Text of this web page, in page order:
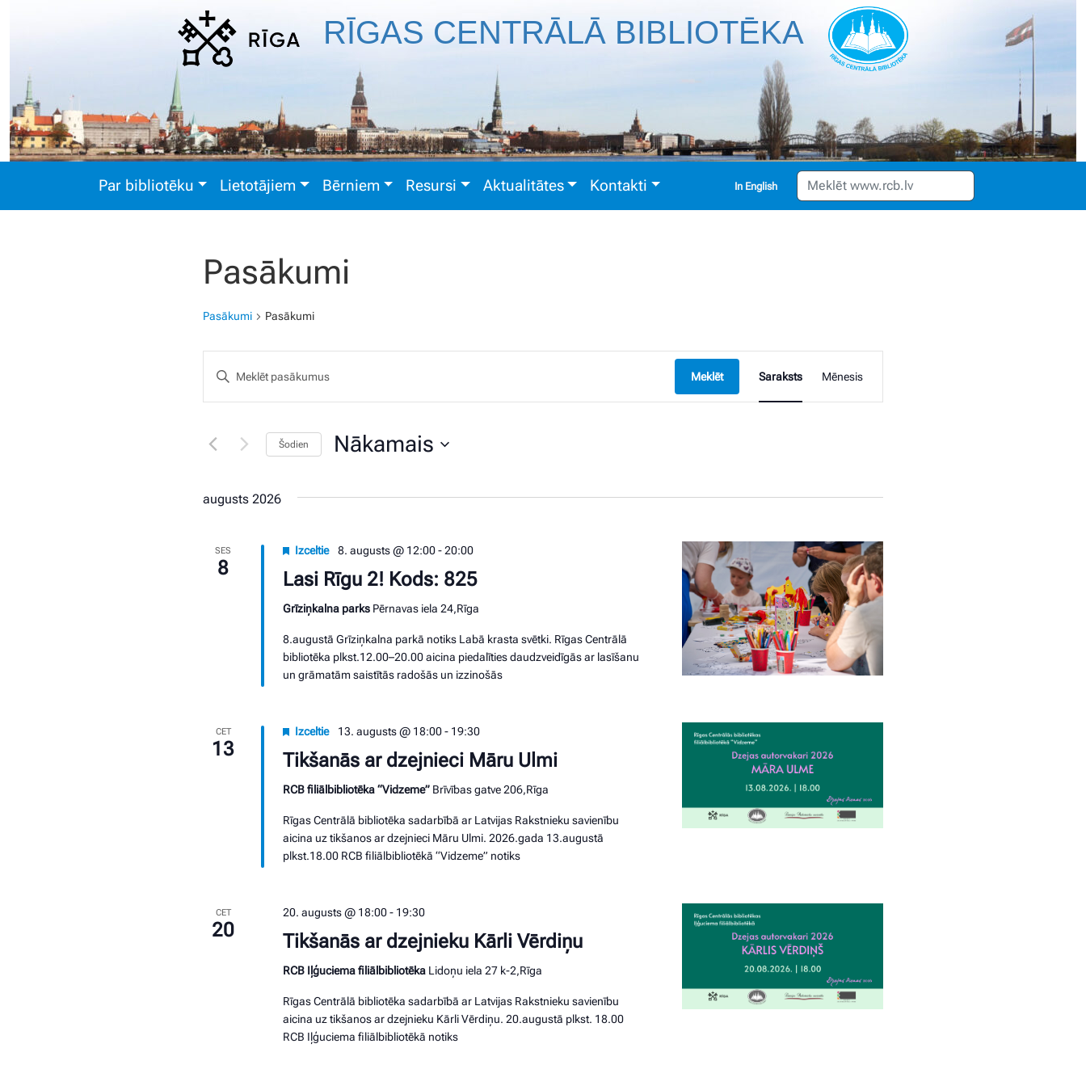
RĪGAS CENTRĀLĀ BIBLIOTĒKA
Par bibliotēku Lietotājiem Bērniem Resursi Aktualitātes Kontakti English
Pasākumi
Pasākumi Pasākumi
Pasākumi
Meklēšana
skatu
Ievadiet
pēc
Meklēt
Skatu
navigācija
Saraksts Mēnesis
Šodien Nākamais
augusts 2026
SES
8
Izceltie 8. augusts @ 12:00-20:00
Lasi Rīgu 2! Kods: 825
Grīziņkalna parks Pērnavas iela 24,Rīga
8.augustā Grīziņkalna parkā notiks Labā krasta svētki. Rīgas Centrālā
bibliotēka plkst.12.00–20.00 aicina piedalīties daudzveidīgās ar lasīšanu
un grāmatām saistītās radošās un izzinošās
CET
13
Izceltie 13. augusts @ 18:00- 19:30
Tikšanās ar dzejnieci Māru Ulmi
RCB filiālbibliotēka “Vidzeme” Brīvības gatve 206,Rīga
Rīgas Centrālā bibliotēka sadarbībā ar Latvijas Rakstnieku savienību
aicina uz tikšanos ar dzejnieci Māru Ulmi. 2026.gada 13.augustā
plkst.18.00 RCB filiālbibliotēkā “Vidzeme” notiks
CET
20
20. augusts @ 18:00- 19:30
Tikšanās ar dzejnieku Kārli Vērdiņu
RCB Iļģuciema filiālbibliotēka Lidoņu iela 27 k-2,Rīga
Rīgas Centrālā bibliotēka sadarbībā ar Latvijas Rakstnieku savienību
aicina uz tikšanos ar dzejnieku Kārli Vērdiņu. 20.augustā plkst. 18.00
RCB Iļģuciema filiālbibliotēkā notiks